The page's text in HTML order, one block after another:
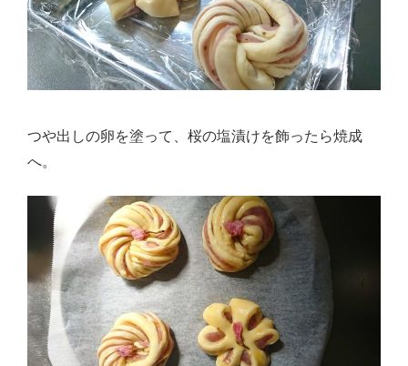
つや出しの卵を塗って、桜の塩漬けを飾ったら焼成
へ。